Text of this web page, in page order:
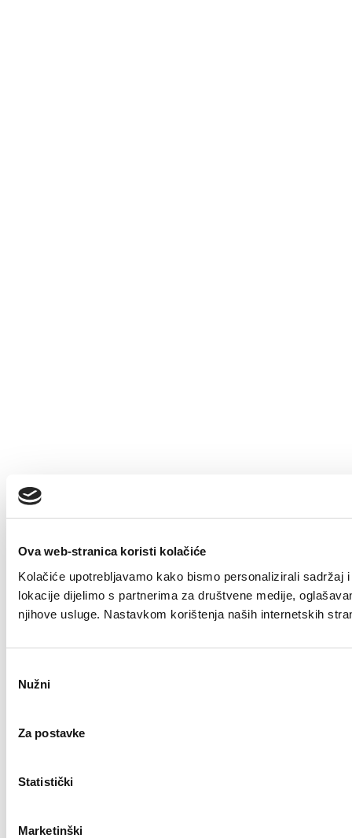
Ova web-stranica koristi kolačiće
Kolačiće upotrebljavamo kako bismo personalizirali
lokacije dijelimo s partnerima za društvene medije,
njihove usluge. Nastavkom korištenja naših internetskih
pristanka
Nužni
Za postavke
Statistički
Marketinški